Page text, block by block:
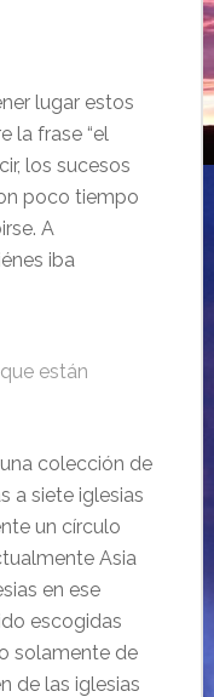
lugar estos
la frase “el
los sucesos
poco tiempo
A
iba
están
colección de
a siete iglesias
un círculo
Asia
en ese
escogidas
solamente de
de las iglesias